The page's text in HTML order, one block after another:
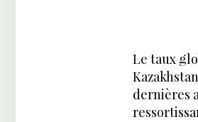
Le taux
dernières